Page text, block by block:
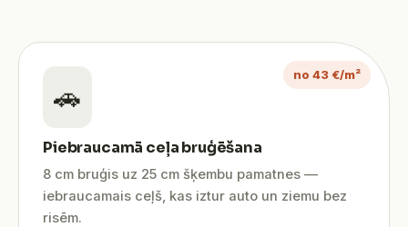
no 43 €/m²
🚗
Piebraucamā ceļa bruģēšana
8 cm bruģis uz 25 cm šķembu pamatnes —
iebraucamais ceļš, kas iztur auto un ziemu bez
risēm.